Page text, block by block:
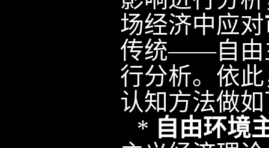
场经济中应对
传统——自由
行分析。依
认知方法做
* 自由环境